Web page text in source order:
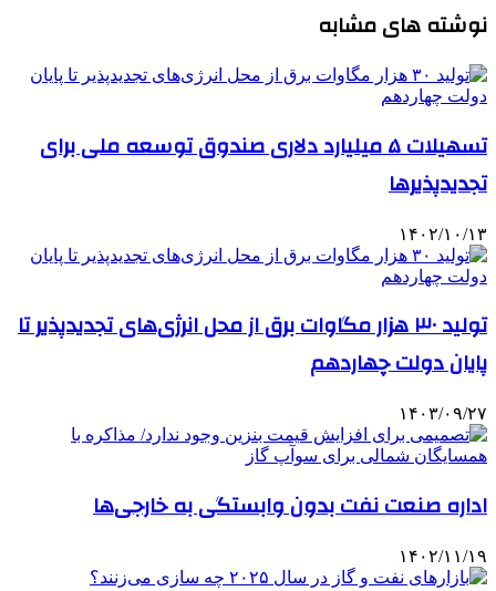
نوشته های مشابه
تسهیلات ۵ میلیارد دلاری صندوق توسعه ملی برای
تجدیدپذیرها
۱۴۰۲/۱۰/۱۳
تولید ۳۰ هزار مگاوات برق از محل انرژی‌های تجدیدپذیر تا
پایان دولت چهاردهم
۱۴۰۳/۰۹/۲۷
اداره صنعت نفت بدون وابستگی به خارجی‌ها
۱۴۰۲/۱۱/۱۹